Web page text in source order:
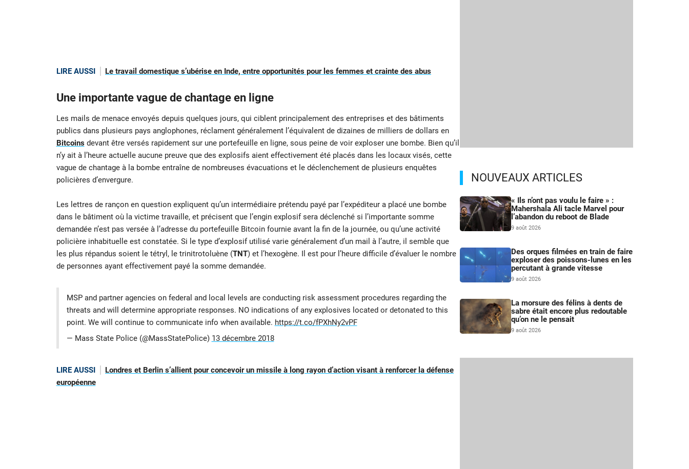
LIRE AUSSI Le travail domestique s’ubérise en Inde, entre opportunités pour les femmes et crainte des abus
Une importante vague de chantage en ligne
Les mails de menace envoyés depuis quelques jours, qui ciblent principalement des entreprises et des bâtiments
publics dans plusieurs pays anglophones, réclament généralement l’équivalent de dizaines de milliers de dollars en
Bitcoinsdevant être versés rapidement sur une portefeuille en ligne, sous peine de voir exploser une bombe. Bien qu’il
n’y ait à l’heure actuelle aucune preuve que des explosifs aient effectivement été placés dans les locaux visés, cette
vague de chantage à la bombe entraîne de nombreuses évacuations et le déclenchement de plusieurs enquêtes
policières d’envergure.
Les lettres de rançon en question expliquent qu’un intermédiaire prétendu payé par l’expéditeur a placé une bombe
dans le bâtiment où la victime travaille, et précisent que l’engin explosif sera déclenché si l’importante somme
demandée n’est pas versée à l’adresse du portefeuille Bitcoin fournie avant la fin de la journée, ou qu’une activité
policière inhabituelle est constatée. Si le type d’explosif utilisé varie généralement d’un mail à l’autre, il semble que
les plus répandus soient le tétryl, le trinitrotoluène (TNT) et l’hexogène. Il est pour l’heure difficile d’évaluer le nombre
de personnes ayant effectivement payé la somme demandée.
MSP and partner agencies on federal and local levels are conducting risk assessment procedures regarding the
threats and will determine appropriate responses. NO indications of any explosives located or detonated to this
point. We will continue to communicate info when available. https://t.co/fPXhNy2vPF
— Mass State Police (@MassStatePolice) 13 décembre 2018
LIRE AUSSI
Londres et Berlin s’allient pour concevoir un missile à long rayon d’action visant à renforcer la défense
européenne
NOUVEAUX ARTICLES
« Ils n’ont pas voulu le faire » :
Mahershala Ali tacle Marvel pour
l’abandon du reboot de Blade
9 août 2026
Des orques filmées en train de faire
exploser des poissons-lunes en les
percutant à grande vitesse
9 août 2026
La morsure des félins à dents de
sabre était encore plus redoutable
qu’on ne le pensait
9 août 2026